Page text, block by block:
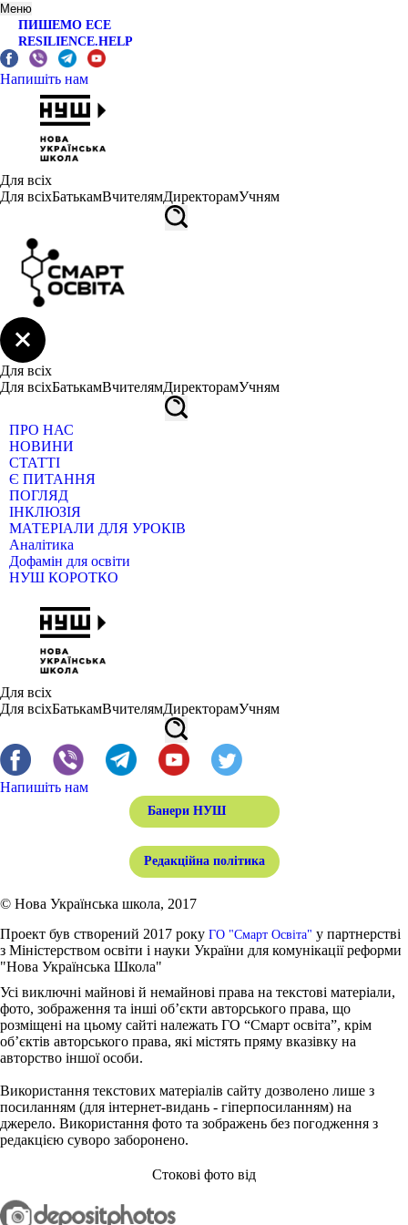
Меню
ПИШЕМО ЕСЕ
RESILIENCE.HELP
Напишіть нам
Для всіх
Для всіхБатькамВчителямДиректорамУчням
Для всіх
Для всіхБатькамВчителямДиректорамУчням
ПРО НАС
НОВИНИ
СТАТТІ
Є ПИТАННЯ
ПОГЛЯД
ІНКЛЮЗІЯ
МАТЕРІАЛИ ДЛЯ УРОКІВ
Аналітика
Дофамін для освіти
НУШ КОРОТКО
Для всіх
Для всіхБатькамВчителямДиректорамУчням
Напишіть нам
Банери НУШ
Редакційна політика
© Нова Українська школа, 2017
Проект був створений 2017 року ГО "Смарт Освіта" у партнерстві
з Міністерством освіти і науки України для комунікації реформи
"Нова Українська Школа"
Усі виключні майнові й немайнові права на текстові матеріали,
фото, зображення та інші об’єкти авторського права, що
розміщені на цьому сайті належать ГО “Смарт освіта”, крім
об’єктів авторського права, які містять пряму вказівку на
авторство іншої особи.
Використання текстових матеріалів сайту дозволено лише з
посиланням (для інтернет-видань - гіперпосиланням) на
джерело. Використання фото та зображень без погодження з
редакцією суворо заборонено.
Стокові фото від